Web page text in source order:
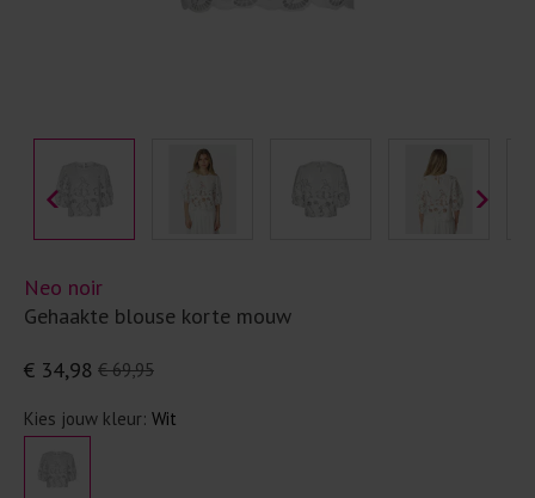
Neo noir
Gehaakte blouse korte mouw
€ 69,95
€ 34,98
Kies jouw kleur: Wit